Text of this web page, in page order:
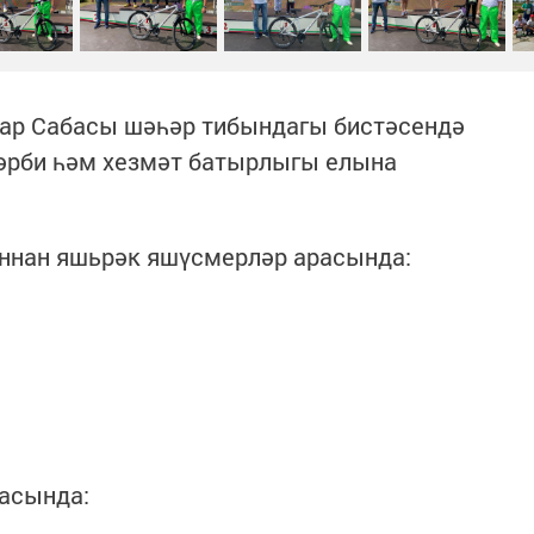
Сабасы шәһәр тибындагы бистәсендә
һәм хезмәт батырлыгы елына
яшьрәк яшүсмерләр арасында: